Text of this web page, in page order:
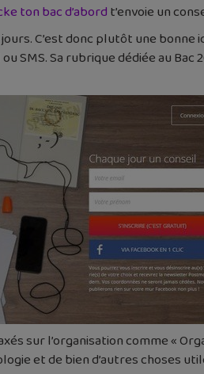
ton bac d’abordt’envoie un
C’est donc plutôt une bonne
Sa rubrique dédiée au Bac
sur l’organisation comme «
et de bien d’autres choses